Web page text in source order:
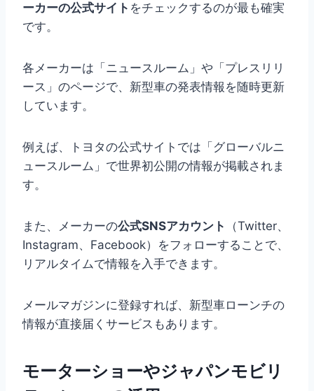
ーカーの公式サイト をチェックするのが最も確実
です。
各メーカーは「ニュースルーム」や「プレスリリ
ース」のページで、新型車の発表情報を随時更新
しています。
例えば、トヨタの公式サイトでは「グローバルニ
ュースルーム」で世界初公開の情報が掲載されま
す。
また、メーカーの公式SNSアカウント
（Twitter、
Instagram、Facebook）をフォローすることで、
リアルタイムで情報を入手できます。
メールマガジンに登録すれば、新型車ローンチの
情報が直接届くサービスもあります。
モーターショーやジャパンモビリ